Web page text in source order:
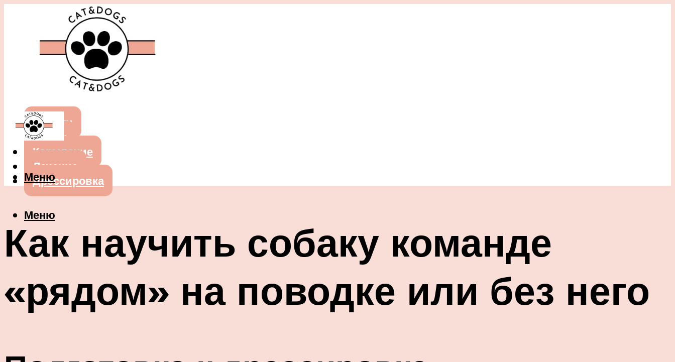
Собаки
Кошки
Кормление
Лечение
Дрессировка
Меню
Меню
Как научить собаку команде
«рядом» на поводке или без него